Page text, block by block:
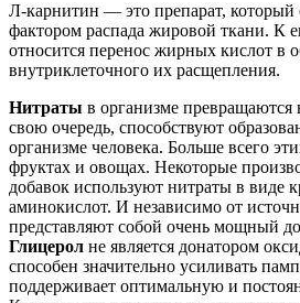
Л-карнитин — это препарат, который
фактором распада жировой ткани. К
относится перенос жирных кислот в
внутриклеточного их расщепления.
Нитраты в организме превращаются
свою очередь, способствуют
организме человека. Больше всего
фруктах и овощах. Некоторые
добавок используют нитраты в виде
аминокислот. И независимо от
представляют собой очень мощный
Глицерол не является донатором
способен значительно усиливать
поддерживает оптимальную и